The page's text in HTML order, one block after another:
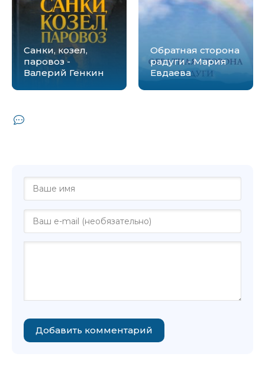
Санки, козел,
паровоз -
Валерий Генкин
Обратная сторона
радуги - Мария
Евдаева
Добавить комментарий